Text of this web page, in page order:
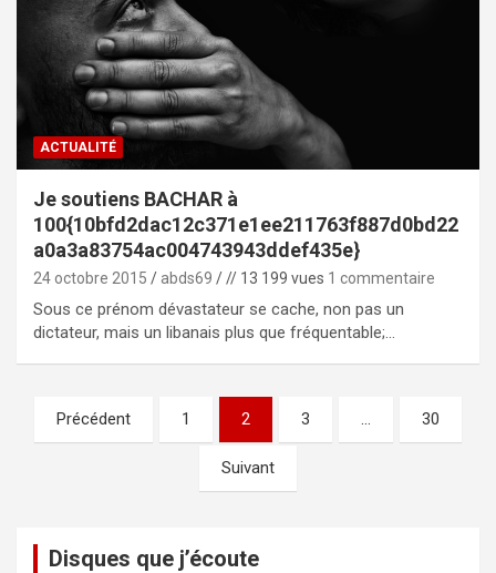
ACTUALITÉ
Je soutiens BACHAR à
100{10bfd2dac12c371e1ee211763f887d0bd22
a0a3a83754ac004743943ddef435e}
24 octobre 2015 abds69 // 13 199 vues 1 commentaire
Sous ce prénom dévastateur se cache, non pas un
dictateur, mais un libanais plus que fréquentable;…
Pagination
des
Précédent 1 2 3 … 30
Suivant
Disques que j’écoute